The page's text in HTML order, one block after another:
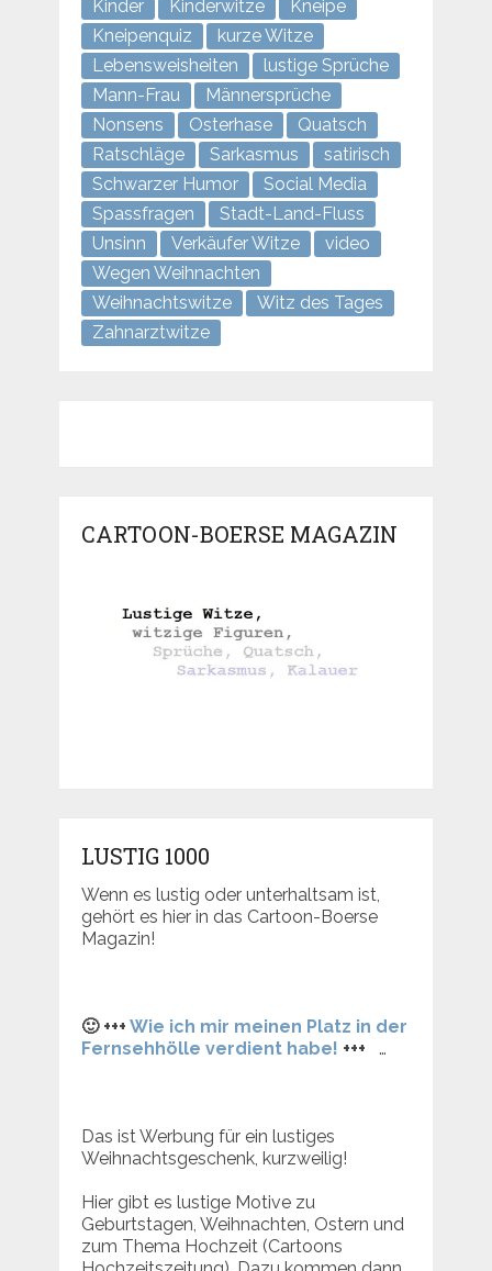
Kinder
Kinderwitze
Kneipe
Kneipenquiz
kurze Witze
Lebensweisheiten
lustige Sprüche
Mann-Frau
Männersprüche
Nonsens
Osterhase
Quatsch
Ratschläge
Sarkasmus
satirisch
Schwarzer Humor
Social Media
Spassfragen
Stadt-Land-Fluss
Unsinn
Verkäufer Witze
video
Wegen Weihnachten
Weihnachtswitze
Witz des Tages
Zahnarztwitze
CARTOON-BOERSE MAGAZIN
LUSTIG 1000
Wenn es lustig oder unterhaltsam ist,
gehört es hier in das Cartoon-Boerse
Magazin!
🙂 +++ Wie ich mir meinen Platz in der
Fernsehhölle verdient habe! +++ …
Das ist Werbung für ein lustiges
Weihnachtsgeschenk, kurzweilig!
Hier gibt es lustige Motive zu
Geburtstagen, Weihnachten, Ostern und
zum Thema Hochzeit (Cartoons